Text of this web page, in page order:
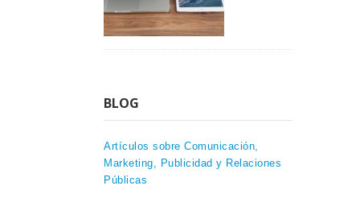
BLOG
Artículos sobre Comunicación,
Marketing, Publicidad y Relaciones
Públicas